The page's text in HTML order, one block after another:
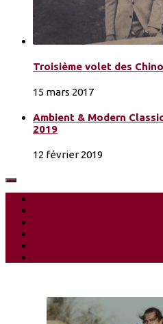
Troisième volet des
15 mars 2017
Ambient & Modern
2019
12 février 2019